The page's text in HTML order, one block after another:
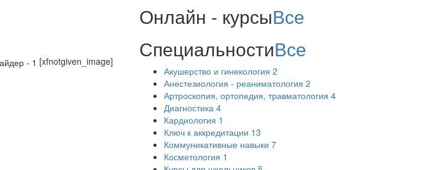
[xfnotgiven_image]
Онлайн - курсыВсе
СпециальностиВсе
Акушерство и гинекология 2
Анестезиология - реаниматология 2
Артроскопия, ортопедия, травматология 4
Диагностика 4
Кардиология 1
Ключ к аккредитации 13
Коммуникативные навыки 7
Косметология 1